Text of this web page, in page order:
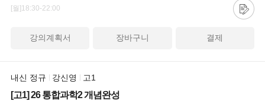
[월]18:30-22:00
강의계획서 장바구니 결제
내신 정규 강신영 고1
[고1] 26 통합과학2 개념완성